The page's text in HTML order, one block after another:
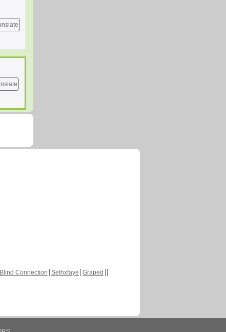
Blind Connection Sethxfaye Graped